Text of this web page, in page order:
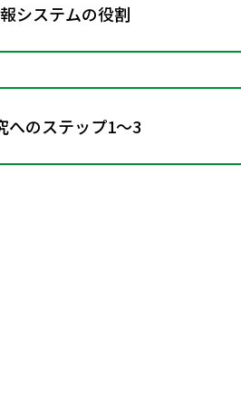
システムの役割
へのステップ1～3